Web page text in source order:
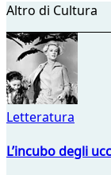
Altro di Cultura
Letteratura
L’incubo degli